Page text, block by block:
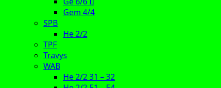
Gem 4/4
SPB
He 2/2
TPF
Travys
WAB
He 2/2 31 – 32